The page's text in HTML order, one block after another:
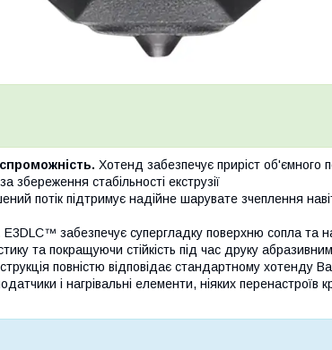
Хотенд забезпечує приріст об'ємного
стабільності екструзії
потік підтримує надійне шарувате зчеплення
E3DLC™ забезпечує супергладку поверхню сопла та
та покращуючи стійкість під час друку
повністю відповідає стандартному хотенду
і нагрівальні елементи, ніяких перенастроїв